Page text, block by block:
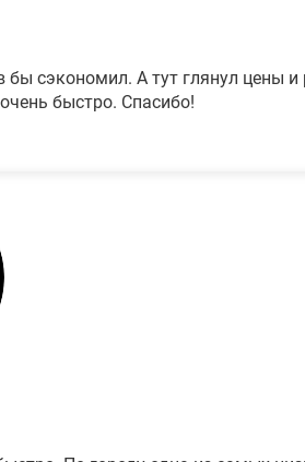
сэкономил. А тут глянул цены
быстро. Спасибо!